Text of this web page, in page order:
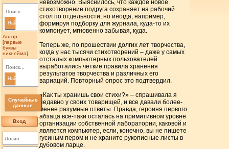
Найти
Автор
[первые
буквы
никнейма]
Найти
Случайные
данные
Вход
невозможно. Выяснилось, что каждое новое
стихотворение подруга сохраняет на рабочий
стол по отдельности, но иногда, например,
формируя подборку для журнала, куда-то их
компонует, мгновенно забывая, куда.
Теперь же, по прошествии долгих лет творчества,
когда у нас тысячи стихотворений – даже у самых
отсталых компьютерных пользователей
выработались четкие правила хранения
результатов творчества и различных его
вариаций. Повторный опрос это подтвердил.
«Как ты хранишь свои стихи?» – спрашивала я
недавно у своих товарищей, и все давали более-
менее разумные ответы. Правда, героиня первого
абзаца все-таки осталась на примитивном уровне
организации собственной лаборатории, каковой и
является компьютер, если, конечно, вы не пишете
гусиным пером и не храните рукописные листы в
дубовом ларце.